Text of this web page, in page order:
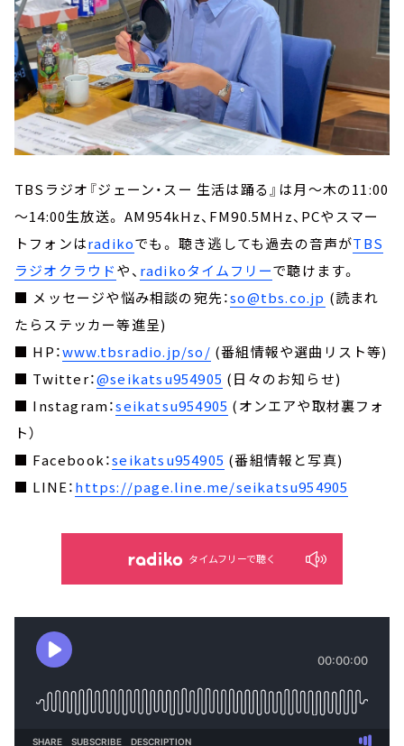
TBSラジオ『ジェーン・スー 生活は踊る』は月～木の11:00
～14:00生放送。 AM954kHz、FM90.5MHz、PCやスマー
トフォンはradikoでも。 聴き逃しても過去の音声がTBS
ラジオクラウドや、 radikoタイムフリーで聴けます。
■ メッセージや悩み相談の宛先：so@tbs.co.jp (読まれ
たらステッカー等進呈)
■ HP：www.tbsradio.jp/so/ (番組情報や選曲リスト等)
■ Twitter：@seikatsu954905 (日々のお知らせ)
■ Instagram：seikatsu954905 (オンエアや取材裏フォ
ト）
■ Facebook：seikatsu954905 (番組情報と写真)
■ LINE：https://page.line.me/seikatsu954905
タイムフリーで聴く